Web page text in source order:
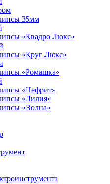
35мм
«Квадро Люкс»
«Круг Люкс»
«Ромашка»
«Нефрит»
«Лилия»
«Волна»